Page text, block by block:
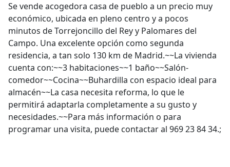
Se vende acogedora casa de pueblo a un precio muy
económico, ubicada en pleno centro y a pocos
minutos de Torrejoncillo del Rey y Palomares del
Campo. Una excelente opción como segunda
residencia, a tan solo 130 km de Madrid.~~La vivienda
cuenta con:~~3 habitaciones~~1 baño~~Salón-
comedor~~Cocina~~Buhardilla con espacio ideal para
almacén~~La casa necesita reforma, lo que le
permitirá adaptarla completamente a su gusto y
necesidades.~~Para más información o para
programar una visita, puede contactar al 969 23 84 34.;